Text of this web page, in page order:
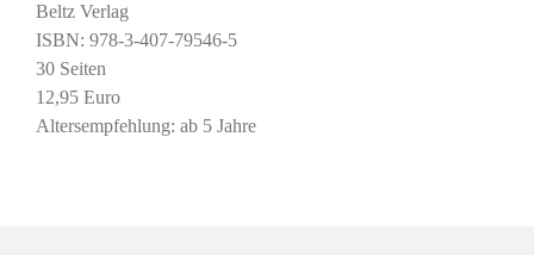
Beltz Verlag
ISBN: 978-3-407-79546-5
30 Seiten
12,95 Euro
Altersempfehlung: ab 5 Jahre